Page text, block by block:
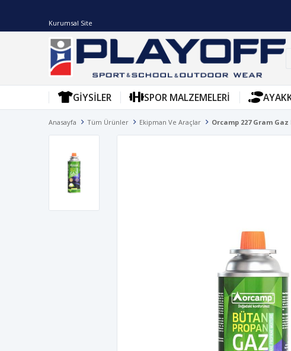
Kurumsal Site
GIYSILER SPOR MALZEMELERI
Anasayfa Tüm Ürünler Ekipman Ve Araçlar Orcamp 227 Gram